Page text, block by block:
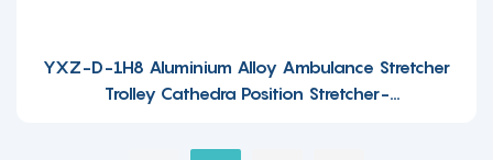
YXZ-D-1H8 Aluminium Alloy Ambulance Stretcher
Trolley Cathedra Position Stretcher-